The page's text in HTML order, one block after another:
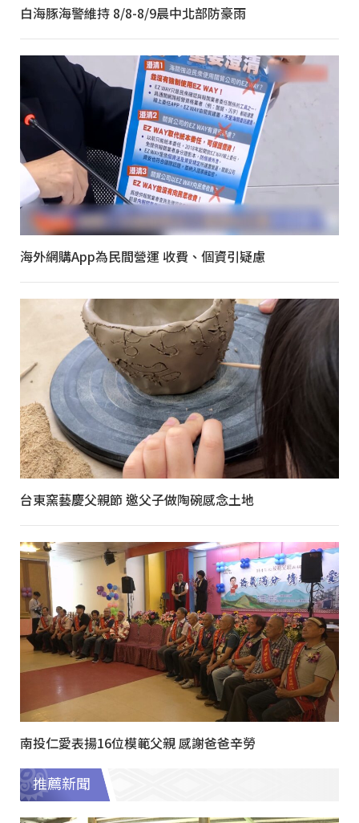
白海豚海警維持 8/8-8/9晨中北部防豪雨
海外網購App為民間營運 收費、個資引疑慮
台東窯藝慶父親節 邀父子做陶碗感念土地
南投仁愛表揚16位模範父親 感謝爸爸辛勞
推薦新聞